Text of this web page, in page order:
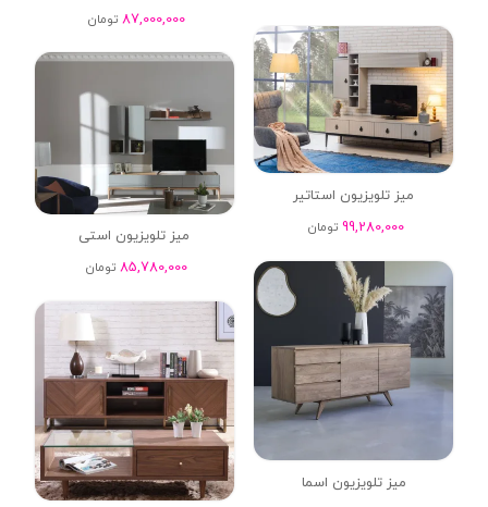
87,000,000 تومان
میز تلویزیون استاتیر
99,280,000 تومان
میز تلویزیون استی
85,780,000 تومان
میز تلویزیون اسما